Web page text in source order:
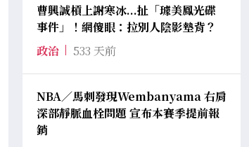
曹興誠槓上謝寒冰...扯「璩美鳳光碟
事件」！網傻眼：拉別人陰影墊背？
政治
533 天前
NBA／馬刺發現Wembanyama 右肩
深部靜脈血栓問題 宣布本賽季提前報
銷